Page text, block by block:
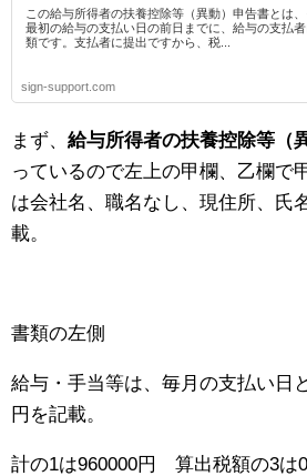
この給与所得者の扶養控除等（異動）申告書とは
最初の給与の支払い日の前日までに、給与の支払
類です。支払者に提出ですから、税...
sign-support.com
まず、 給与所得者の扶養控除等（
っているので左上の甲欄、乙欄で
は会社名、職名なし、現住所、氏
載。
書類の左側
給与・手当等は、毎月の支払い日
円を記載。
計の1は960000円 算出税額の3は